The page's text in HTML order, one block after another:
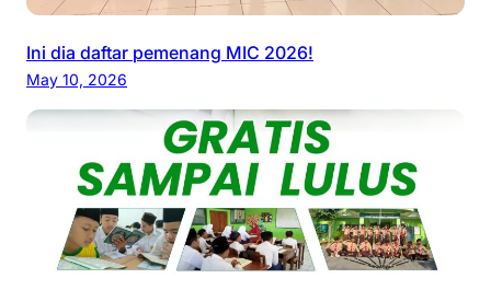
Ini dia daftar pemenang MIC 2026!
May 10, 2026